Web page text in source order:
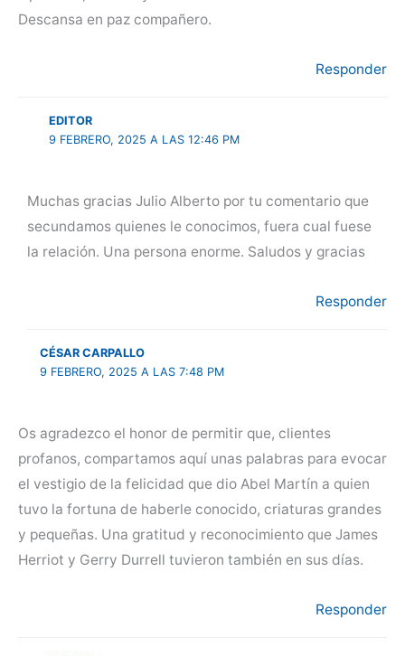
Descansa en paz compañero.
Responder
EDITOR
9 FEBRERO, 2025 A LAS 12:46 PM
Muchas gracias Julio Alberto por tu comentario que
secundamos quienes le conocimos, fuera cual fuese
la relación. Una persona enorme. Saludos y gracias
Responder
CÉSAR CARPALLO
9 FEBRERO, 2025 A LAS 7:48 PM
Os agradezco el honor de permitir que, clientes
profanos, compartamos aquí unas palabras para evocar
el vestigio de la felicidad que dio Abel Martín a quien
tuvo la fortuna de haberle conocido, criaturas grandes
y pequeñas. Una gratitud y reconocimiento que James
Herriot y Gerry Durrell tuvieron también en sus días.
Responder